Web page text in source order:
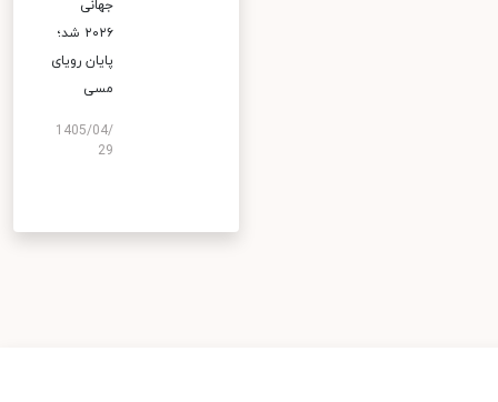
جهانی
۲۰۲۶ شد؛
پایان رویای
مسی
1405/04/
29